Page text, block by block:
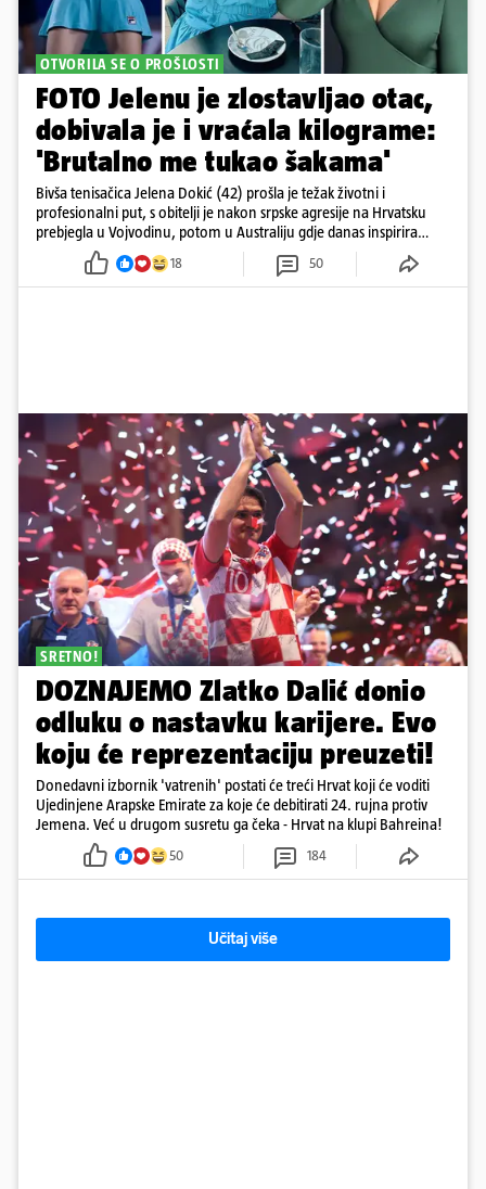
OTVORILA SE O PROŠLOSTI
FOTO Jelenu je zlostavljao otac,
dobivala je i vraćala kilograme:
'Brutalno me tukao šakama'
Bivša tenisačica Jelena Dokić (42) prošla je težak životni i
profesionalni put, s obitelji je nakon srpske agresije na Hrvatsku
prebjegla u Vojvodinu, potom u Australiju gdje danas inspirira
18 50
SRETNO!
DOZNAJEMO Zlatko Dalić donio
odluku o nastavku karijere. Evo
koju će reprezentaciju preuzeti!
Donedavni izbornik 'vatrenih' postati će treći Hrvat koji će voditi
Ujedinjene Arapske Emirate za koje će debitirati 24. rujna protiv
Jemena. Već u drugom susretu ga čeka - Hrvat na klupi Bahreina!
50 184
Učitaj više